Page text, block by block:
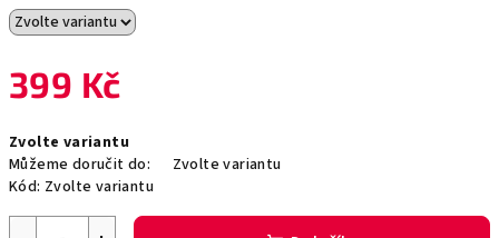
399 Kč
cena:
Zvolte variantu
Můžeme doručit do:
Zvolte variantu
Kód: Zvolte variantu